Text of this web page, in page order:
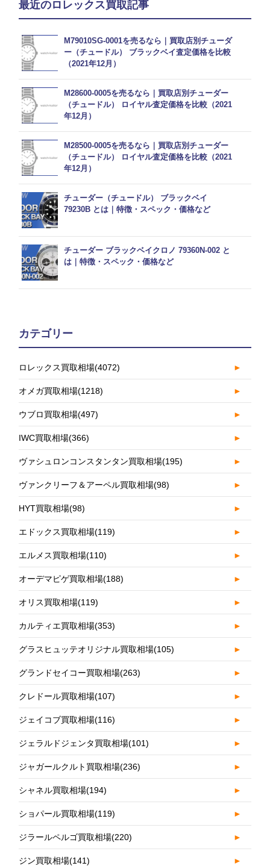
最近のロレックス買取記事
M79010SG-0001を売るなら｜買取店別チューダ
ー（チュードル） ブラックベイ査定価格を比較
（2021年12月）
M28600-0005を売るなら｜買取店別チューダー
（チュードル） ロイヤル査定価格を比較（2021
年12月）
M28500-0005を売るなら｜買取店別チューダー
（チュードル） ロイヤル査定価格を比較（2021
年12月）
チューダー（チュードル） ブラックベイ
79230B とは｜特徴・スペック・価格など
チューダー ブラックベイクロノ 79360N-002 と
は｜特徴・スペック・価格など
カテゴリー
ロレックス買取相場(4072) ►
オメガ買取相場(1218) ►
ウブロ買取相場(497) ►
IWC買取相場(366) ►
ヴァシュロンコンスタンタン買取相場(195) ►
ヴァンクリーフ＆アーペル買取相場(98) ►
HYT買取相場(98) ►
エドックス買取相場(119) ►
エルメス買取相場(110) ►
オーデマピゲ買取相場(188) ►
オリス買取相場(119) ►
カルティエ買取相場(353) ►
グラスヒュッテオリジナル買取相場(105) ►
グランドセイコー買取相場(263) ►
クレドール買取相場(107) ►
ジェイコブ買取相場(116) ►
ジェラルドジェンタ買取相場(101) ►
ジャガールクルト買取相場(236) ►
シャネル買取相場(194) ►
ショパール買取相場(119) ►
ジラールペルゴ買取相場(220) ►
ジン買取相場(141) ►